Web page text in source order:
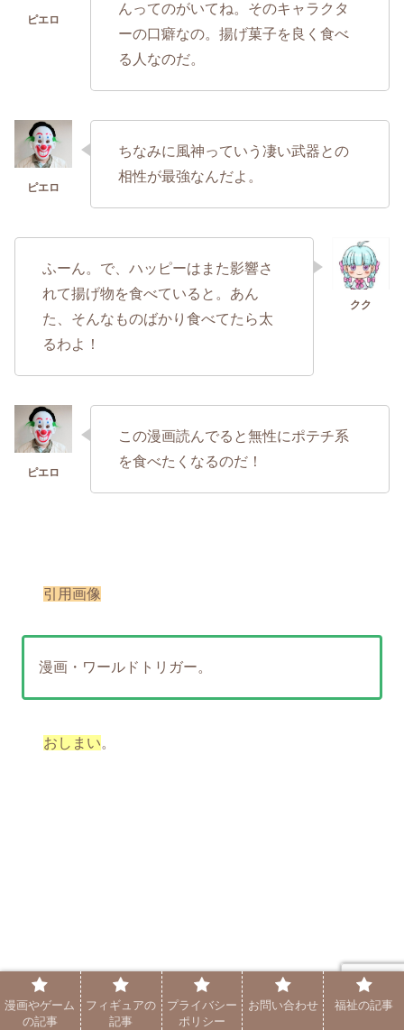
んってのがいてね。そのキャラクタ
ーの口癖なの。揚げ菓子を良く食べ
る人なのだ。
ちなみに風神っていう凄い武器との
相性が最強なんだよ。
ふーん。で、ハッピーはまた影響さ
れて揚げ物を食べていると。あん
た、そんなものばかり食べてたら太
るわよ！
この漫画読んでると無性にポテチ系
を食べたくなるのだ！
引用画像
漫画・ワールドトリガー。
おしまい。
漫画やゲーム
の記事
フィギュアの
記事
プライバシー
ポリシー
お問い合わせ 福祉の記事